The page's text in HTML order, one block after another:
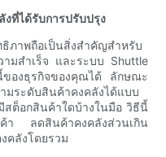
ที่ได้รับการปรับปรุง
ภาพถือเป็นสิ่งสำคัญสำหรับ
ามสำเร็จ และระบบ Shuttle
ของธุรกิจของคุณได้ ลักษณะ
มระดับสินค้าคงคลังได้แบบ
ต็อกสินค้าใดบ้างในมือ วิธีนี้
ค้า ลดสินค้าคงคลังส่วนเกิน
คลังโดยรวม